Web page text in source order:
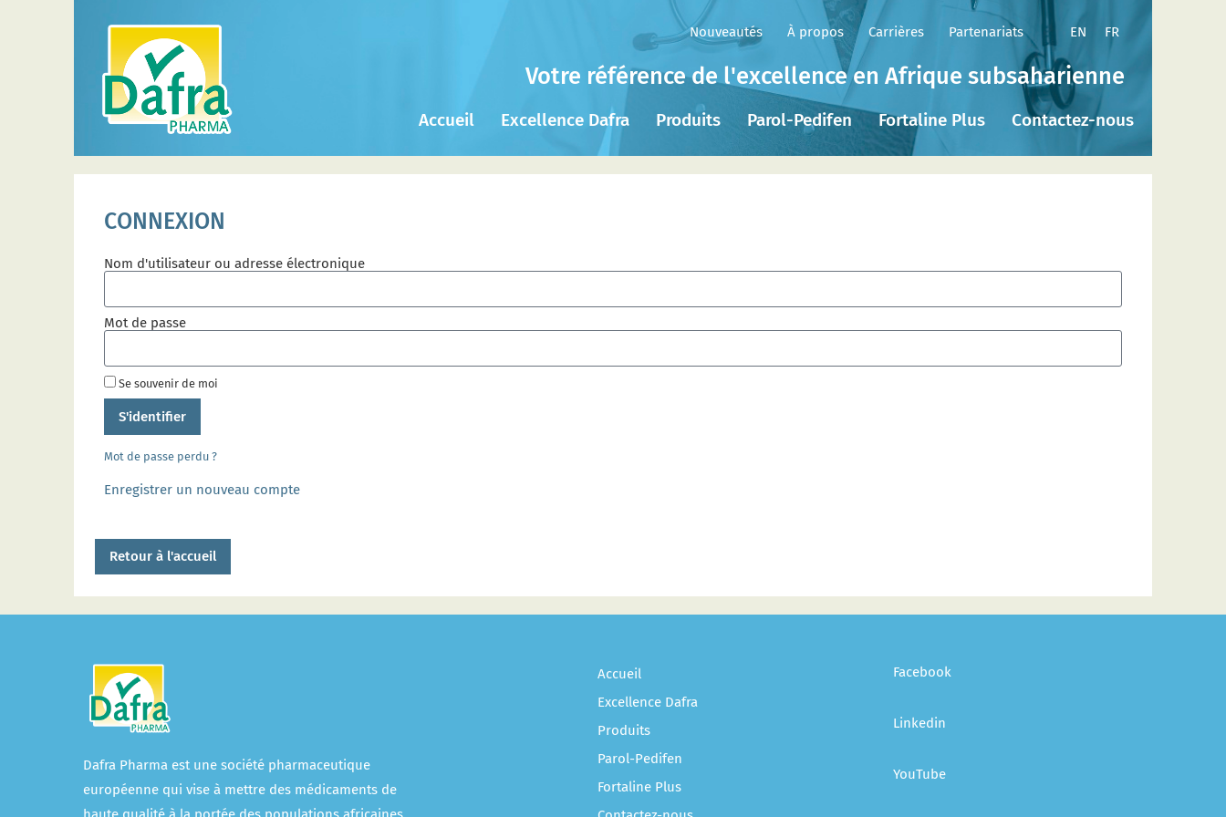
Nouveautés À propos Carrières Partenariats EN FR
Votre référence de l'excellence en Afrique subsaharienne
Accueil Excellence Dafra Produits Parol-Pedifen Fortaline Plus Contactez-nous
CONNEXION
Nom d'utilisateur ou adresse électronique
Mot de passe
Se souvenir de moi
S'identifier
Mot de passe perdu ?
Enregistrer un nouveau compte
Retour à l'accueil
Dafra Pharma est une société pharmaceutique
européenne qui vise à mettre des médicaments de
Accueil
Excellence Dafra
Produits
Parol-Pedifen
Fortaline Plus
Facebook
Linkedin
YouTube